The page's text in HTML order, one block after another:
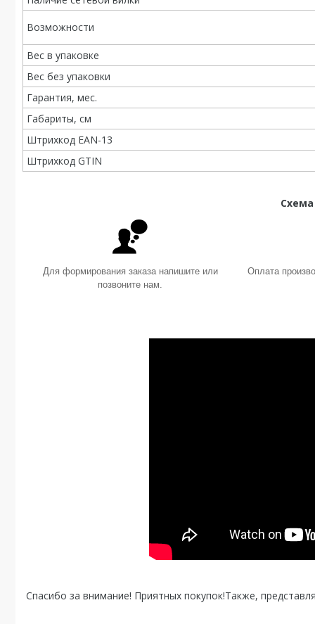
Возможности
Вес в упаковке
Вес без упаковки
Гарантия, мес.
Габариты, см
Штрихкод EAN-13
Штрихкод GTIN
Для формирования заказа напишите или
позвоните нам.
Оплата
Спасибо за внимание! Приятных покупок!Также,